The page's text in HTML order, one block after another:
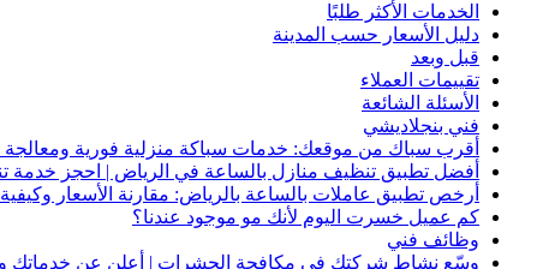
الخدمات الأكثر طلبًا
دليل الأسعار حسب المدينة
قبل وبعد
تقييمات العملاء
الأسئلة الشائعة
فني بنجلاديشي
أقرب سباك من موقعك: خدمات سباكة منزلية فورية ومعالجة
أفضل تطبيق تنظيف منازل بالساعة في الرياض | احجز خدمة
أرخص تطبيق عاملات بالساعة بالرياض: مقارنة الأسعار وكيفية
كم عميل خسرت اليوم لأنك مو موجود عندنا؟
وظائف فني
وسّع نشاط شركتك في مكافحة الحشرات | أعلن عن خدماتك